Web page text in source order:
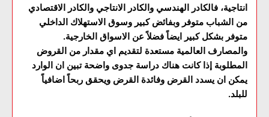
انتاجية، فالكادر الهندسي والكادر الانتاجي والكادر الاقتصادي
من الشباب متوفر وبفائض كبير وسوق الاستهلاك الداخلي
متوفر بشكل كبير ايضاً فضلاً عن الاسواق الخارجية.
والمصارف العالمية مستعدة لتقديم اي مقدار من القروض
المطلوبة إذا كانت هناك دراسة جدوى واضحة تبين ان الوارد
يمكن ان يسدد القرض وفائدة القرض ويحقق ربحاً اضافياً
للبلد.